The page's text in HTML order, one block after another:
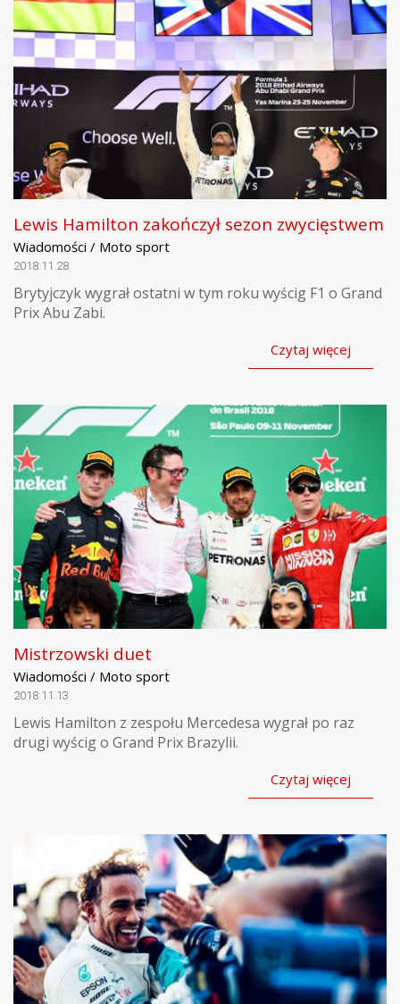
Lewis Hamilton zakończył sezon zwycięstwem
Wiadomości / Moto sport
2018.11.28
Brytyjczyk wygrał ostatni w tym roku wyścig F1 o Grand
Prix Abu Zabi.
Czytaj więcej
Mistrzowski duet
Wiadomości / Moto sport
2018.11.13
Lewis Hamilton z zespołu Mercedesa wygrał po raz
drugi wyścig o Grand Prix Brazylii.
Czytaj więcej